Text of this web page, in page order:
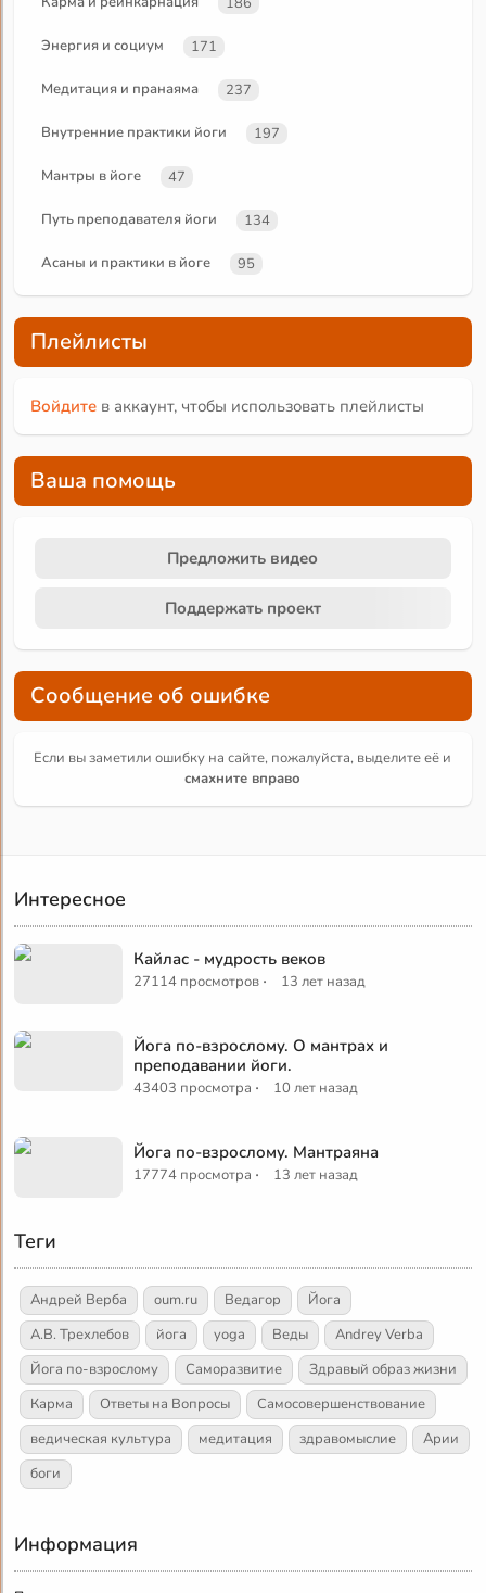
Энергия и социум 171
Медитация и пранаяма 237
Внутренние практики йоги 197
Мантры в йоге 47
Путь преподавателя йоги 134
Асаны и практики в йоге 95
Плейлисты
Войдите в аккаунт, чтобы использовать плейлисты
Ваша помощь
Предложить видео
Поддержать проект
Сообщение об ошибке
Если вы заметили ошибку на сайте, пожалуйста, выделите её и
смахните вправо
Интересное
Кайлас - мудрость веков
27114 просмотров · 13 лет назад
Йога по-взрослому. О мантрах и
преподавании йоги.
43403 просмотра · 10 лет назад
Йога по-взрослому. Мантраяна
17774 просмотра · 13 лет назад
Теги
Андрей Верба oum.ru Ведагор
Йога
А.В. Трехлебов
йога yoga Веды
Andrey Verba
Йога по-взрослому
Саморазвитие
Здравый образ жизни
Карма
Ответы на Вопросы
Самосовершенствование
ведическая культура
медитация здравомыслие
Арии
боги
Информация